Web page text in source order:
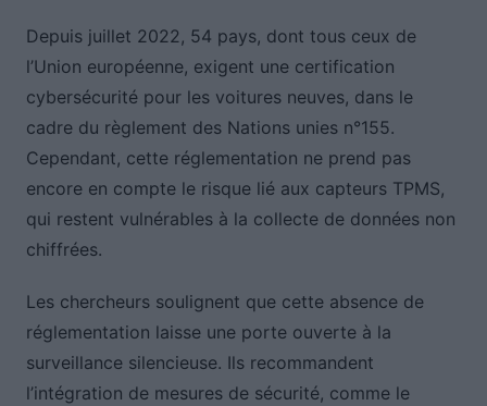
Depuis juillet 2022, 54 pays, dont tous ceux de
l’Union européenne, exigent une certification
cybersécurité pour les voitures neuves, dans le
cadre du règlement des Nations unies n°155.
Cependant, cette réglementation ne prend pas
encore en compte le risque lié aux capteurs TPMS,
qui restent vulnérables à la collecte de données non
chiffrées.
Les chercheurs soulignent que cette absence de
réglementation laisse une porte ouverte à la
surveillance silencieuse. Ils recommandent
l’intégration de mesures de sécurité, comme le